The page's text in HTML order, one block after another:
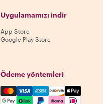
Uygulamamızı indir
App Store
Google Play Store
Ödeme yöntemleri
Mastercard, Visa, Amex,